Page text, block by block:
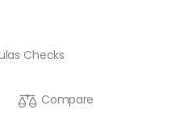
Checks
Compare